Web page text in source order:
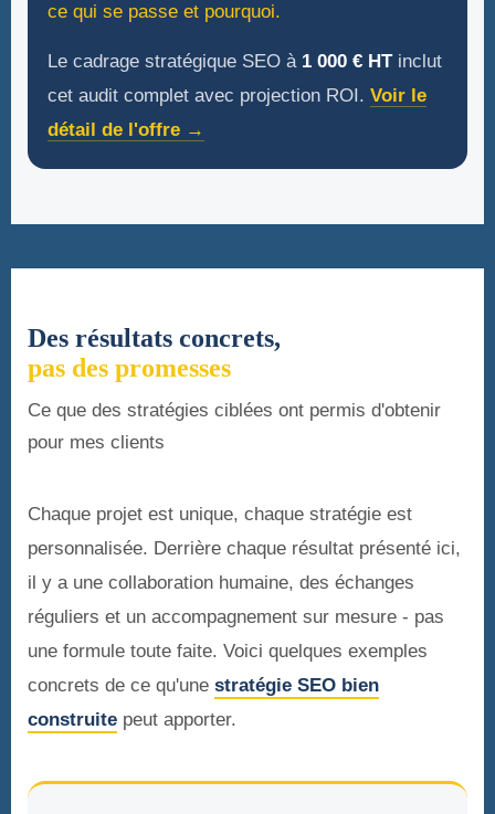
ce qui se passe et pourquoi.
Le cadrage stratégique SEO à 1 000 € HTinclut
cet audit complet avec projection ROI. Voir le
détail de l'offre →
Des résultats concrets,
pas des promesses
Ce que des stratégies ciblées ont permis d'obtenir
pour mes clients
Chaque projet est unique, chaque stratégie est
personnalisée. Derrière chaque résultat présenté ici,
il y a une collaboration humaine, des échanges
réguliers et un accompagnement sur mesure - pas
une formule toute faite. Voici quelques exemples
concrets de ce qu'une stratégie SEO bien
construite peut apporter.